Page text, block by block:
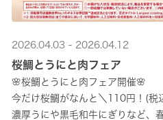
2026.04.03 - 2026.04.12
桜鯛とうにと肉フェア
🌸桜鯛とうにと肉フェア開催🌸
今だけ桜鯛がなんと＼110円！(税
濃厚うにや黒毛和牛にぎりなど、